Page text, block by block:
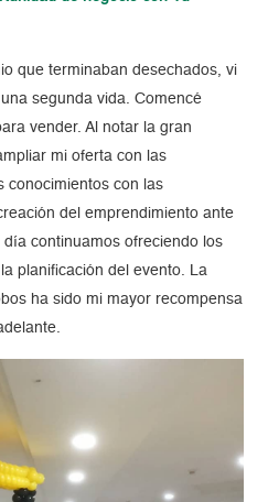
que terminaban desechados, vi
segunda vida. Comencé
vender. Al notar la gran
mi oferta con las
conocimientos con las
del emprendimiento ante
continuamos ofreciendo los
planificación del evento. La
ha sido mi mayor recompensa